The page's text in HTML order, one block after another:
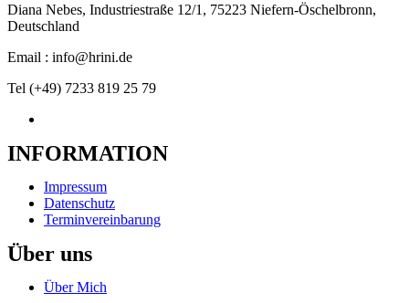
Diana Nebes, Industriestraße 12/1, 75223 Niefern-Öschelbronn,
Deutschland
Email : info@hrini.de
Tel (+49) 7233 819 25 79
INFORMATION
Impressum
Datenschutz
Terminvereinbarung
Über uns
Über Mich